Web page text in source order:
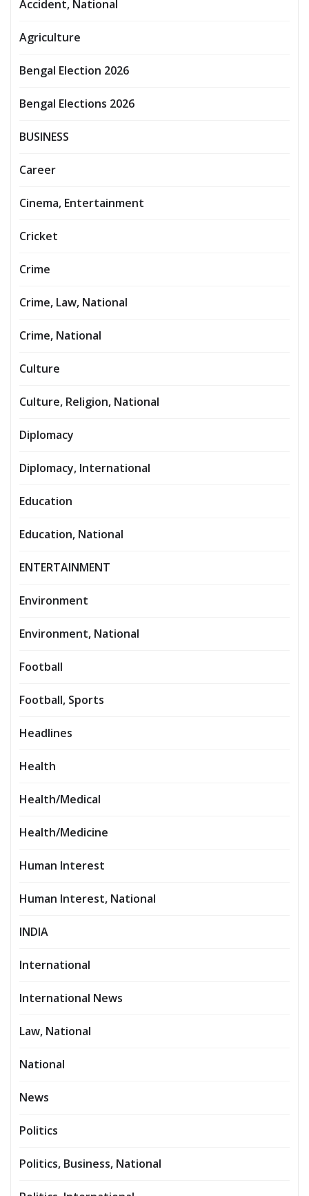
Accident, National
Agriculture
Bengal Election 2026
Bengal Elections 2026
BUSINESS
Career
Cinema, Entertainment
Cricket
Crime
Crime, Law, National
Crime, National
Culture
Culture, Religion, National
Diplomacy
Diplomacy, International
Education
Education, National
ENTERTAINMENT
Environment
Environment, National
Football
Football, Sports
Headlines
Health
Health/Medical
Health/Medicine
Human Interest
Human Interest, National
INDIA
International
International News
Law, National
National
News
Politics
Politics, Business, National